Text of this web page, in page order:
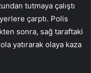
tutmaya çalıştı
çarptı. Polis
sonra, sağ taraftaki
yatırarak olaya kaza